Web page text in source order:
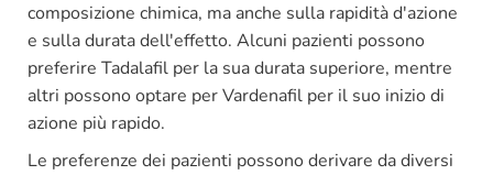
composizione chimica, ma anche sulla rapidità d'azione
e sulla durata dell'effetto. Alcuni pazienti possono
preferire Tadalafil per la sua durata superiore, mentre
altri possono optare per Vardenafil per il suo inizio di
azione più rapido.
Le preferenze dei pazienti possono derivare da diversi